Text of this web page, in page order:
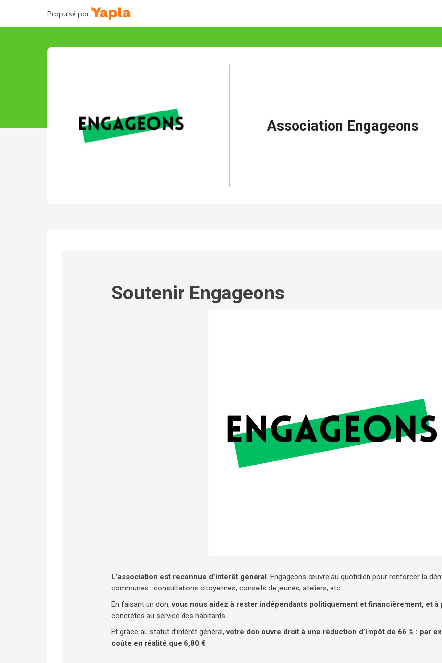
Propulsé par
Association Engageons
Soutenir Engageons
L’association est reconnue d’intérêt général. Engageons œuvre au quotidien pour renforcer la
communes : consultations citoyennes, conseils de jeunes, ateliers, etc...
En faisant un don,vous nous aidez à rester indépendants politiquement et financièrement, et à
concrètes au service des habitants.
Et grâce au statut d’intérêt général, votre don ouvre droit à une réduction d’impôt de 66 % : par
coûte en réalité que 6,80 €